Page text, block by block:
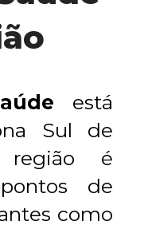
está
Sul de
é
de
como